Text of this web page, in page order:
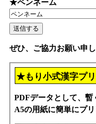
★ペンネーム
ぜひ、ご協力お願い申し